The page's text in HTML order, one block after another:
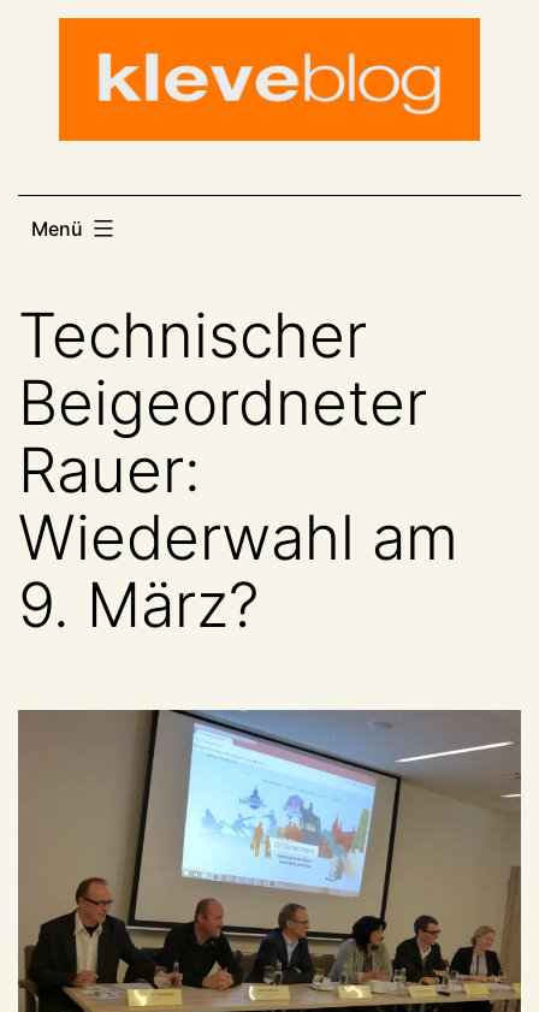
Menü
Technischer
Beigeordneter
Rauer:
Wiederwahl am
9. März?